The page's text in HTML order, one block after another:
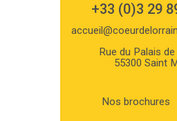
+33 (0)3 29
Rue du Palais
55300 Saint
Nos brochures